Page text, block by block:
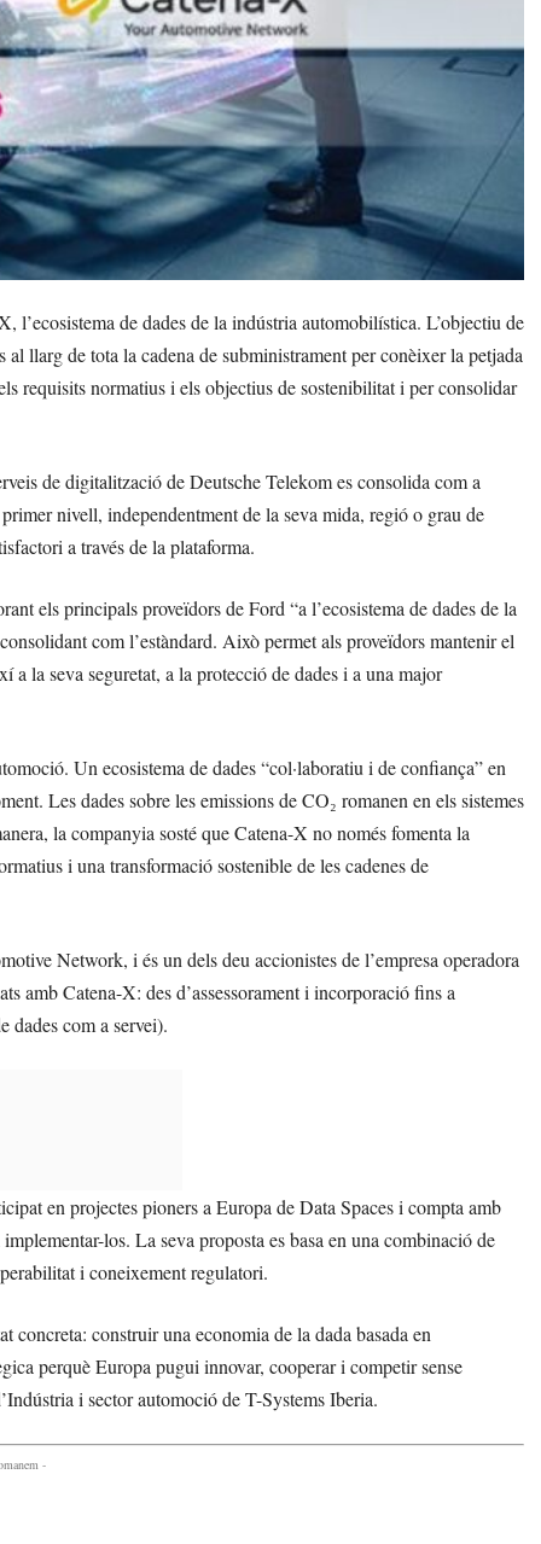
l’ecosistema de dades de la indústria automobilística. L’objectiu de
llarg de tota la cadena de subministrament per conèixer la petjada
requisits normatius i els objectius de sostenibilitat i per consolidar
de digitalització de Deutsche Telekom es consolida com a
nivell, independentment de la seva mida, regió o grau de
a través de la plataforma.
els principals proveïdors de Ford “a l’ecosistema de dades de la
com l’estàndard. Això permet als proveïdors mantenir el
a la seva seguretat, a la protecció de dades i a una major
Un ecosistema de dades “col·laboratiu i de confiança” en
Les dades sobre les emissions de CO₂ romanen en els sistemes
la companyia sosté que Catena-X no només fomenta la
i una transformació sostenible de les cadenes de
Network, i és un dels deu accionistes de l’empresa operadora
amb Catena-X: des d’assessorament i incorporació fins a
dades com a servei).
en projectes pioners a Europa de Data Spaces i compta amb
los. La seva proposta es basa en una combinació de
i coneixement regulatori.
concreta: construir una economia de la dada basada en
perquè Europa pugui innovar, cooperar i competir sense
i sector automoció de T-Systems Iberia.
-